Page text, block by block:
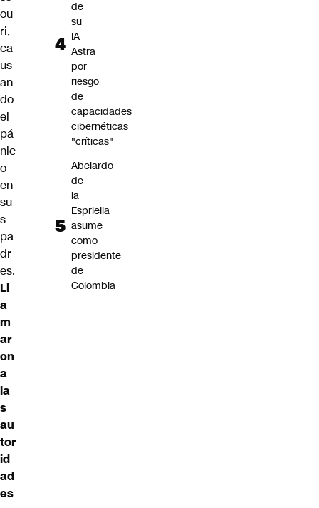
ou
ri,
ca
us
an
do
el
pá
nic
o
en
su
s
pa
dr
es.
Ll
a
m
ar
on
a
la
s
au
tor
id
ad
es
de
su
IA
Astra
por
riesgo
de
capacidades
cibernéticas
"críticas"
Abelardo
de
la
Espriella
asume
como
presidente
de
Colombia